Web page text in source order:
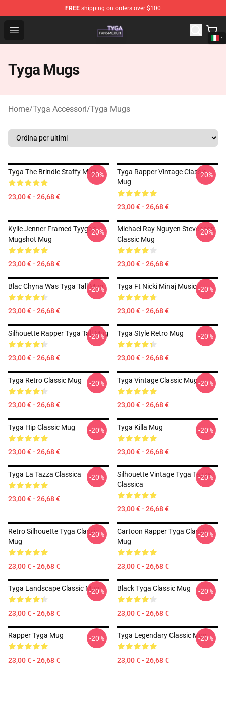
FREE shipping on orders over $100
Open menu
Tyga Shop - Official Tyga Merchandise Store
Tyga Mugs
Home/Tyga Accessori/Tyga Mugs
Tyga The Brindle Staffy Mug
23,00 € - 26,68 €
-20%
Tyga Rapper Vintage Classic
Mug
23,00 € - 26,68 €
-20%
Kylie Jenner Framed Tyyga's
Mugshot Mug
23,00 € - 26,68 €
-20%
Michael Ray Nguyen Stevenson
Classic Mug
23,00 € - 26,68 €
-20%
Blac Chyna Was Tyga Tall Mug
23,00 € - 26,68 €
-20% Tyga Ft Nicki Minaj Music
23,00 € - 26,68 €
-20%
Silhouette Rapper Tyga Tall Mug
23,00 € - 26,68 €
-20% Tyga Style Retro Mug
23,00 € - 26,68 €
-20%
Tyga Retro Classic Mug
23,00 € - 26,68 €
-20% Tyga Vintage Classic Mug
23,00 € - 26,68 €
-20%
Tyga Hip Classic Mug
23,00 € - 26,68 €
-20% Tyga Killa Mug
23,00 € - 26,68 €
-20%
Tyga La Tazza Classica
23,00 € - 26,68 €
-20%
Silhouette Vintage Tyga Tazza
Classica
23,00 € - 26,68 €
-20%
Retro Silhouette Tyga Classic
Mug
23,00 € - 26,68 €
-20%
Cartoon Rapper Tyga Classic
Mug
23,00 € - 26,68 €
-20%
Tyga Landscape Classic Mug
23,00 € - 26,68 €
-20% Black Tyga Classic Mug
23,00 € - 26,68 €
-20%
Rapper Tyga Mug
23,00 € - 26,68 €
-20% Tyga Legendary Classic Mug
23,00 € - 26,68 €
-20%